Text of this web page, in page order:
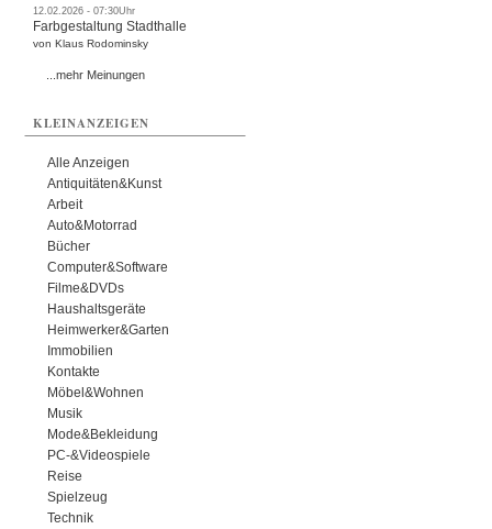
12.02.2026 - 07:30Uhr
Farbgestaltung Stadthalle
von Klaus Rodominsky
...mehr Meinungen
KLEINANZEIGEN
Alle Anzeigen
Antiquitäten&Kunst
Arbeit
Auto&Motorrad
Bücher
Computer&Software
Filme&DVDs
Haushaltsgeräte
Heimwerker&Garten
Immobilien
Kontakte
Möbel&Wohnen
Musik
Mode&Bekleidung
PC-&Videospiele
Reise
Spielzeug
Technik